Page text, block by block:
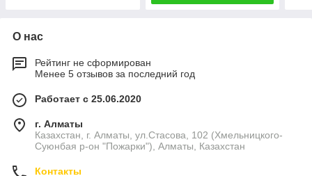
О нас
Рейтинг не сформирован
Менее 5 отзывов за последний год
Работает с 25.06.2020
г. Алматы
Казахстан, г. Алматы, ул.Стасова, 102 (Хмельницкого-
Суюнбая р-он "Пожарки"), Алматы, Казахстан
Контакты